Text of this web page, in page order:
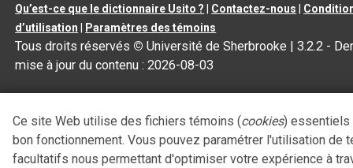
Qu’est-ce que le dictionnaire Usito ? Contactez-nous
d’utilisation
Paramètres des témoins
Tous droits réservés © Université de Sherbrooke |3.2.2 -
mise à jour du contenu :2026-08-03
Ce site Web utilise des fichiers témoins (cookies) essentiels
bon fonctionnement. Vous pouvez paramétrer l'utilisation de
facultatifs nous permettant d'optimiser votre expérience à